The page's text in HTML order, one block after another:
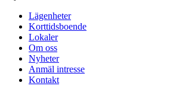
Lägenheter
Korttidsboende
Lokaler
Om oss
Nyheter
Anmäl intresse
Kontakt